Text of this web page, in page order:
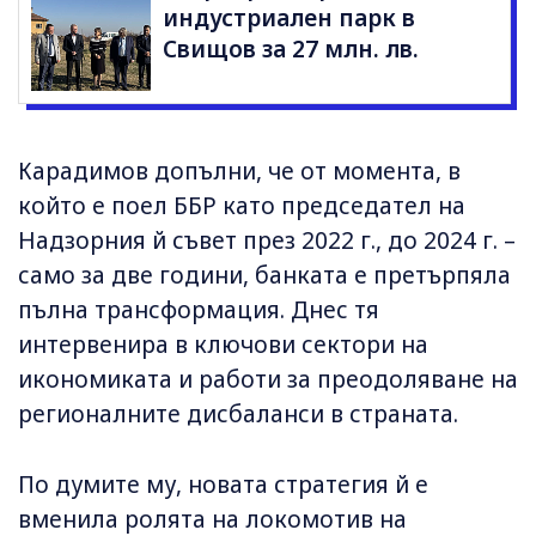
индустриален парк в
Свищов за 27 млн. лв.
Карадимов допълни, че от момента, в
който е поел ББР като председател на
Надзорния й съвет през 2022 г., до 2024 г. –
само за две години, банката е претърпяла
пълна трансформация. Днес тя
интервенира в ключови сектори на
икономиката и работи за преодоляване на
регионалните дисбаланси в страната.
По думите му, новата стратегия й е
вменила ролята на локомотив на